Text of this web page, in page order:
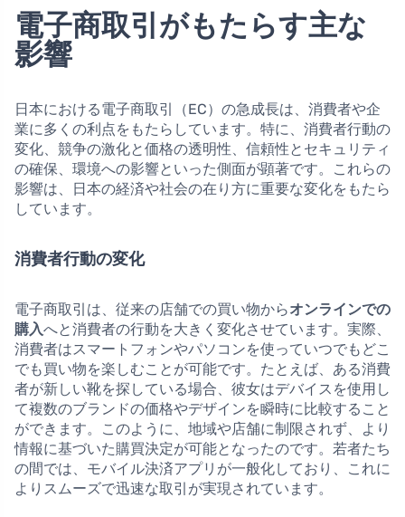
電子商取引がもたらす主な
影響
日本における電子商取引（EC）の急成長は、消費者や企
業に多くの利点をもたらしています。特に、消費者行動の
変化、競争の激化と価格の透明性、信頼性とセキュリティ
の確保、環境への影響といった側面が顕著です。これらの
影響は、日本の経済や社会の在り方に重要な変化をもたら
しています。
消費者行動の変化
電子商取引は、従来の店舗での買い物からオンラインでの
購入へと消費者の行動を大きく変化させています。実際、
消費者はスマートフォンやパソコンを使っていつでもどこ
でも買い物を楽しむことが可能です。たとえば、ある消費
者が新しい靴を探している場合、彼女はデバイスを使用し
て複数のブランドの価格やデザインを瞬時に比較すること
ができます。このように、地域や店舗に制限されず、より
情報に基づいた購買決定が可能となったのです。若者たち
の間では、モバイル決済アプリが一般化しており、これに
よりスムーズで迅速な取引が実現されています。